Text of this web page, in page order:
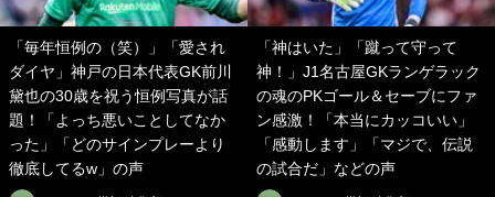
「毎年恒例の（笑）」「愛され
ダイヤ」神戸の日本代表GK前川
黛也の30歳を祝う恒例写真が話
題！「よっち悪いことしてなか
った」「どのサインプレーより
徹底してるw」の声
「神はいた」「蹴って守って
神！」J1名古屋GKランゲラック
の魂のPKゴール＆セーブにファ
ン感激！「本当にカッコいい」
「感動します」「マジで、伝説
の試合だ」などの声